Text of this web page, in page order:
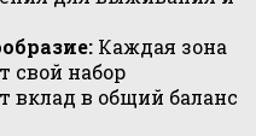
Каждая зона
свой набор
вклад в общий баланс